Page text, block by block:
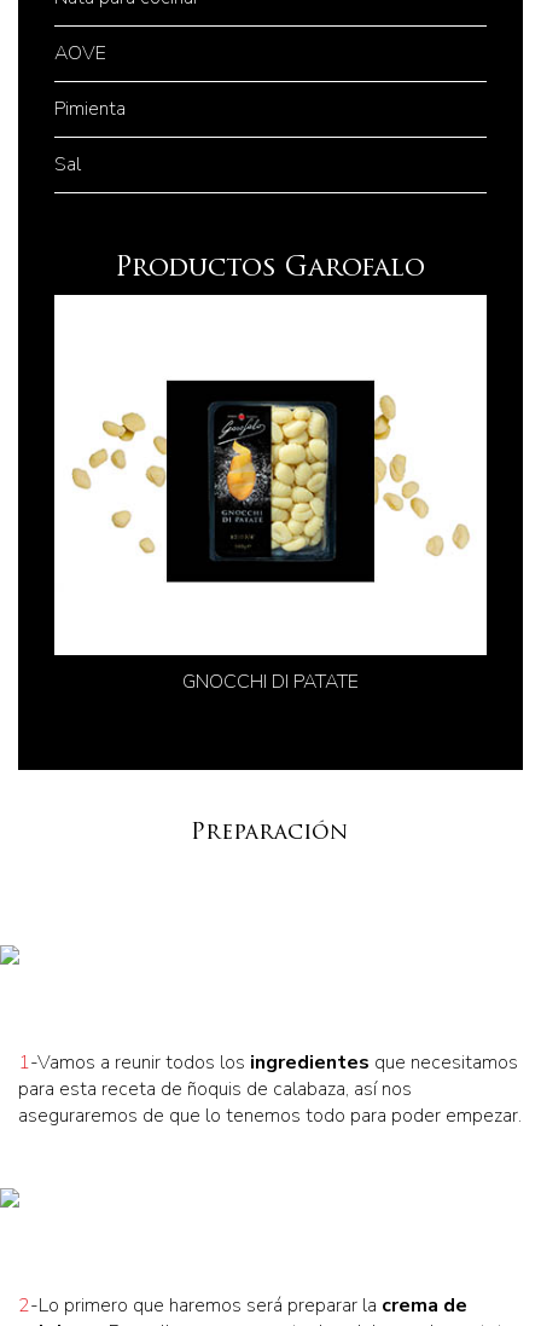
AOVE
Pimienta
Sal
Productos Garofalo
GNOCCHI DI PATATE
Preparación
1-Vamos a reunir todos los ingredientes que necesitamos
para esta receta de ñoquis de calabaza, así nos
aseguraremos de que lo tenemos todo para poder empezar.
2-Lo primero que haremos será preparar la crema de